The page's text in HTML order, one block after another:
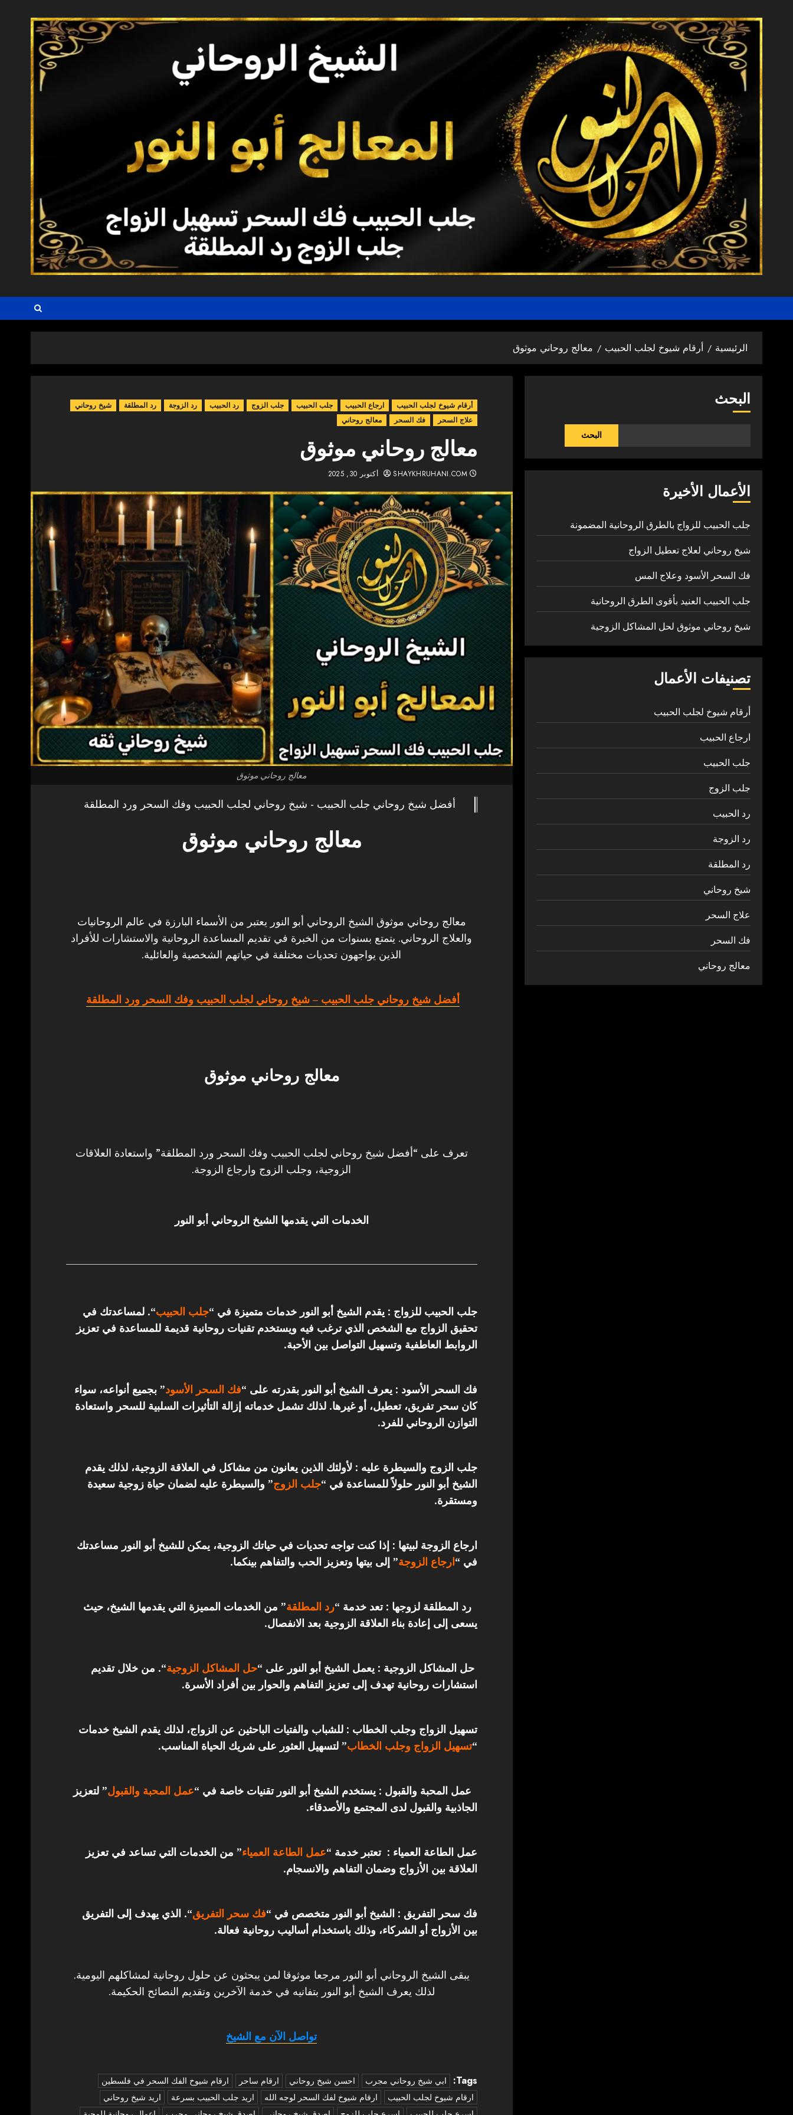
المحتوى
الرئيسية أرقام شيوخ لجلب الحبيب معالج روحاني موثوق
أرقام شيوخ لجلب الحبيب ارجاع الحبيب جلب الحبيب جلب الزوج رد الحبيب رد الزوجة رد المطلقة
شيخ روحاني
علاج السحر
فك السحر معالج روحاني
معالج روحاني موثوق
SHAYKHRUHANI.COM أكتوبر 30, 2025
معالج روحاني موثوق
أفضل شيخ روحاني جلب الحبيب - شيخ روحاني لجلب الحبيب وفك السحر ورد المطلقة
معالج روحاني موثوق
معالج روحاني موثوق الشيخ الروحاني أبو النور يعتبر من الأسماء البارزة في عالم الروحانيات
والعلاج الروحاني. يتمتع بسنوات من الخبرة في تقديم المساعدة الروحانية والاستشارات للأفراد
الذين يواجهون تحديات مختلفة في حياتهم الشخصية والعائلية.
أفضل شيخ روحاني جلب الحبيب – شيخ روحاني لجلب الحبيب وفك السحر ورد المطلقة
معالج روحاني موثوق
تعرف على “أفضل شيخ روحاني لجلب الحبيب وفك السحر ورد المطلقة” واستعادة العلاقات
الزوجية، وجلب الزوج وارجاع الزوجة.
الخدمات التي يقدمها الشيخ الروحاني أبو النور
جلب الحبيب للزواج : يقدم الشيخ أبو النور خدمات متميزة في “جلب الحبيب“. لمساعدتك في
تحقيق الزواج مع الشخص الذي ترغب فيه ويستخدم تقنيات روحانية قديمة للمساعدة في تعزيز
الروابط العاطفية وتسهيل التواصل بين الأحبة.
فك السحر الأسود : يعرف الشيخ أبو النور بقدرته على “فك السحر الأسود” بجميع أنواعه، سواء
كان سحر تفريق، تعطيل، أو غيرها. لذلك تشمل خدماته إزالة التأثيرات السلبية للسحر واستعادة
التوازن الروحاني للفرد.
جلب الزوج والسيطرة عليه : لأولئك الذين يعانون من مشاكل في العلاقة الزوجية، لذلك يقدم
الشيخ أبو النور حلولاً للمساعدة في “جلب الزوج” والسيطرة عليه لضمان حياة زوجية سعيدة
ومستقرة.
ارجاع الزوجة لبيتها : إذا كنت تواجه تحديات في حياتك الزوجية، يمكن للشيخ أبو النور مساعدتك
في “ارجاع الزوجة” إلى بيتها وتعزيز الحب والتفاهم بينكما.
رد المطلقة لزوجها : تعد خدمة “رد المطلقة” من الخدمات المميزة التي يقدمها الشيخ، حيث
يسعى إلى إعادة بناء العلاقة الزوجية بعد الانفصال.
حل المشاكل الزوجية : يعمل الشيخ أبو النور على “حل المشاكل الزوجية“. من خلال تقديم
استشارات روحانية تهدف إلى تعزيز التفاهم والحوار بين أفراد الأسرة.
تسهيل الزواج وجلب الخطاب : للشباب والفتيات الباحثين عن الزواج، لذلك يقدم الشيخ خدمات
“تسهيل الزواج وجلب الخطاب” لتسهيل العثور على شريك الحياة المناسب.
عمل المحبة والقبول : يستخدم الشيخ أبو النور تقنيات خاصة في “عمل المحبة والقبول” لتعزيز
الجاذبية والقبول لدى المجتمع والأصدقاء.
عمل الطاعة العمياء : تعتبر خدمة “عمل الطاعة العمياء” من الخدمات التي تساعد في تعزيز
العلاقة بين الأزواج وضمان التفاهم والانسجام.
فك سحر التفريق : الشيخ أبو النور متخصص في “فك سحر التفريق“. الذي يهدف إلى التفريق
بين الأزواج أو الشركاء، وذلك باستخدام أساليب روحانية فعالة.
يبقى الشيخ الروحاني أبو النور مرجعا موثوقا لمن يبحثون عن حلول روحانية لمشاكلهم اليومية.
لذلك يعرف الشيخ أبو النور بتفانيه في خدمة الآخرين وتقديم النصائح الحكيمة.
تواصل الآن مع الشيخ
Tags: ‏ابي شيخ روحاني مجرب احسن شيخ روحاني ارقام ساحر
ارقام شيوخ الفك السحر في فلسطين
ارقام شيوخ لجلب الحبيب
ارقام شيوخ لفك السحر لوجه الله اريد جلب الحبيب بسرعة
اريد شيخ روحاني
البحث
البحث
الأعمال الأخيرة
جلب الحبيب للزواج بالطرق الروحانية المضمونة
شيخ روحاني لعلاج تعطيل الزواج
فك السحر الأسود وعلاج المس
جلب الحبيب العنيد بأقوى الطرق الروحانية
شيخ روحاني موثوق لحل المشاكل الزوجية
تصنيفات الأعمال
أرقام شيوخ لجلب الحبيب
ارجاع الحبيب
جلب الحبيب
جلب الزوج
رد الحبيب
رد الزوجة
رد المطلقة
شيخ روحاني
علاج السحر
فك السحر
معالج روحاني